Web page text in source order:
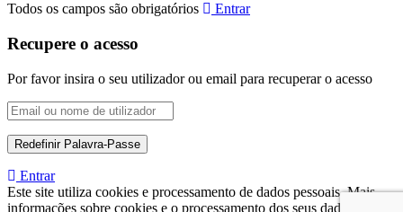
Todos os campos são obrigatórios Entrar
Recupere o acesso
Por favor insira o seu utilizador ou email para recuperar o acesso
Entrar
Este site utiliza cookies e processamento de dados pessoais. Mais
informações sobre cookies e o processamento dos seus dados